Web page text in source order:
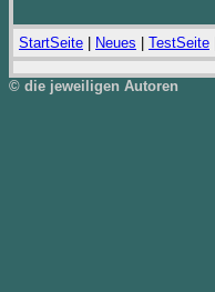
StartSeite Neues TestSeite
© die jeweiligen Autoren